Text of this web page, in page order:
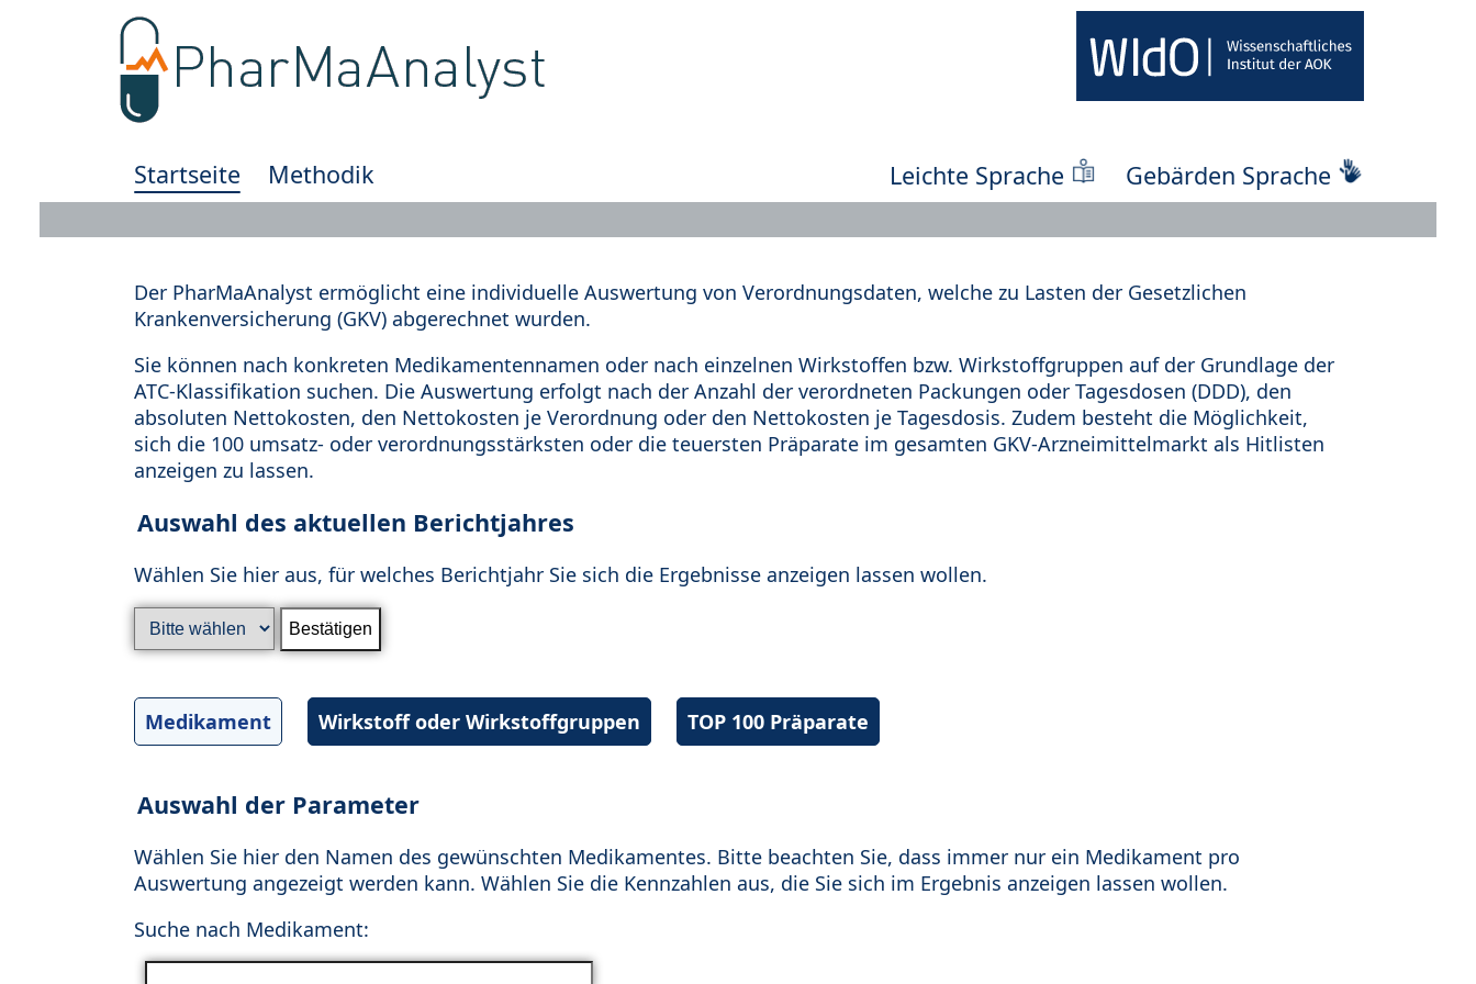
Startseite Methodik Leichte Sprache Gebärden Sprache
Der PharMaAnalyst ermöglicht eine individuelle Auswertung von Verordnungsdaten, welche zu Lasten der Gesetzlichen
Krankenversicherung (GKV) abgerechnet wurden.
Sie können nach konkreten Medikamentennamen oder nach einzelnen Wirkstoffen bzw. Wirkstoffgruppen auf der Grundlage der
ATC-Klassifikation suchen. Die Auswertung erfolgt nach der Anzahl der verordneten Packungen oder Tagesdosen (DDD), den
absoluten Nettokosten, den Nettokosten je Verordnung oder den Nettokosten je Tagesdosis. Zudem besteht die Möglichkeit,
sich die 100 umsatz- oder verordnungsstärksten oder die teuersten Präparate im gesamten GKV-Arzneimittelmarkt als Hitlisten
anzeigen zu lassen.
Auswahl des aktuellen Berichtjahres
Wählen Sie hier aus, für welches Berichtjahr Sie sich die Ergebnisse anzeigen lassen wollen.
Medikament Wirkstoff oder Wirkstoffgruppen TOP 100 Präparate
Auswahl der Parameter
Wählen Sie hier den Namen des gewünschten Medikamentes. Bitte beachten Sie, dass immer nur ein Medikament pro
Auswertung angezeigt werden kann. Wählen Sie die Kennzahlen aus, die Sie sich im Ergebnis anzeigen lassen wollen.
Suche nach Medikament: